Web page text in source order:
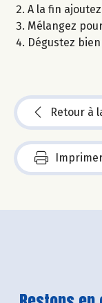
A la fin
Mélangez
Dégustez
Retour à